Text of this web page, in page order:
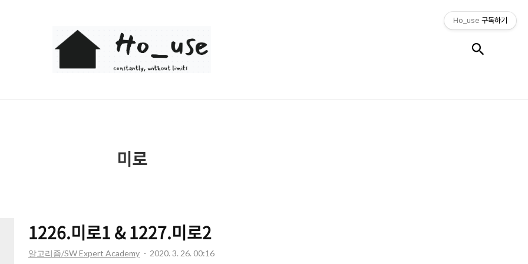
Ho_use
미로
1226.미로1 & 1227.미로2
알고리즘/SW Expert Academy 2020. 3. 26. 00:16
Ho_use 구독하기